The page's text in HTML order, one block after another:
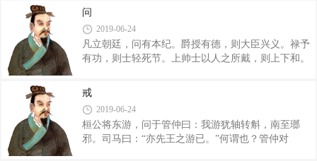
安闻道而得度哉。”管子对曰：“君若将欲霸王举大事
乎？则必从其本事矣。”桓公变躬迁席，拱手
卑其列，维其民，然后王之。夫丰国之谓霸，兼正之
国之谓王。夫王者有所独明。德共者不取也，道同者
不王也。夫争天下者，以威易危暴，王之常也。君人
者有道，霸王者有时。国修而邻国无道，霸王之资
也。夫国之存也，邻国有焉；国之亡也，邻国有焉。
事，则圣王利也。国危，则圣人知矣。夫先王所以王
者，资邻国之举不当也。举而不当，此邻敌之所
问
2019-06-24
凡立朝廷，问有本纪。爵授有德，则大臣兴义。禄予
有功，则士轻死节。上帅士以人之所戴，则上下和。
社稷宗庙则人有所宗。毋遗老忘亲，则大臣不怨。举
知人急，则众不乱。行此道也，国有常经，人知终
始，此霸王之术也。 然后问事：事先大功，政自
小始。 问死事之孤其未有田宅者有乎？问少壮而
未胜甲兵者几何人？问死事之寡，其餼廪何如问国之
戒
2019-06-24
桓公将东游，问于管仲曰：我游犹轴转斛，南至瑯
邪。司马曰：“亦先王之游已。”何谓也？管仲对